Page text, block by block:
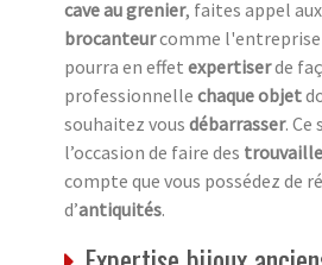
cave au grenier, faites appel aux
brocanteurcomme l'entreprise
pourra en effet expertiserde
professionnelle chaque objet
souhaitez vous débarrasser. Ce
l’occasion de faire des
compte que vous possédez de
d’antiquités.